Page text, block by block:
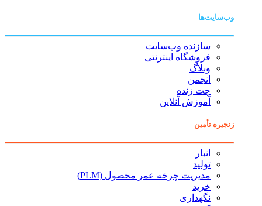
وب‌سایت‌ها
سازنده وب‌سایت
فروشگاه اینترنتی
وبلاگ
انجمن
چت زنده
آموزش آنلاین
زنجیره تأمین
انبار
تولید
مدیریت چرخه عمر محصول (PLM)
خرید
نگهداری